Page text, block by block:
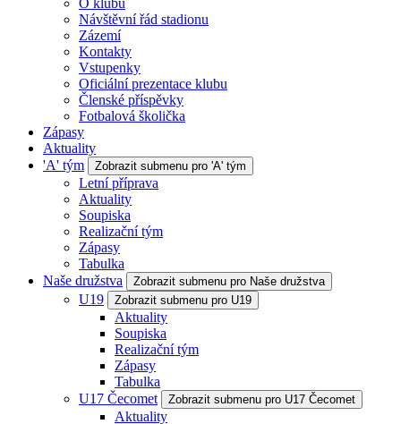
O klubu
Návštěvní řád stadionu
Zázemí
Kontakty
Vstupenky
Oficiální prezentace klubu
Členské příspěvky
Fotbalová školička
Zápasy
Aktuality
'A' tým
Zobrazit submenu pro 'A' tým
Letní příprava
Aktuality
Soupiska
Realizační tým
Zápasy
Tabulka
Naše družstva
Zobrazit submenu pro Naše družstva
U19 Zobrazit submenu pro U19
Aktuality
Soupiska
Realizační tým
Zápasy
Tabulka
U17 Čecomet
Zobrazit submenu pro U17 Čecomet
Aktuality